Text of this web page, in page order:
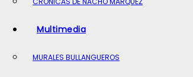
Multimedia
MURALES BULLANGUEROS